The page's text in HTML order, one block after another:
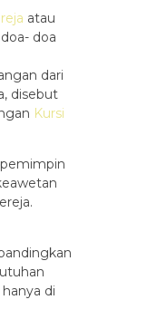
atau
doa
dari
disebut
Kursi
di